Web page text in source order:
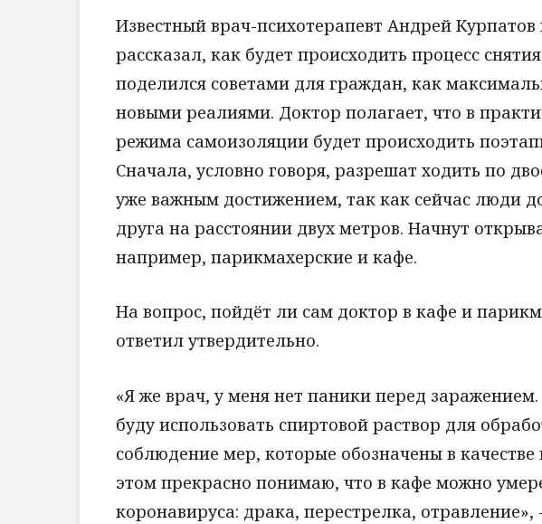
Известный врач-психотерапевт Андрей
рассказал, как будет происходить процесс
поделился советами для граждан, как
новыми реалиями. Доктор полагает, что в
режима самоизоляции будет происходить
Сначала, условно говоря, разрешат ходить по
уже важным достижением, так как сейчас люди
друга на расстоянии двух метров. Начнут
например, парикмахерские и кафе.
На вопрос, пойдёт ли сам доктор в кафе и
ответил утвердительно.
«Я же врач, у меня нет паники перед
буду использовать спиртовой раствор для
соблюдение мер, которые обозначены в
этом прекрасно понимаю, что в кафе можно
коронавируса: драка, перестрелка,